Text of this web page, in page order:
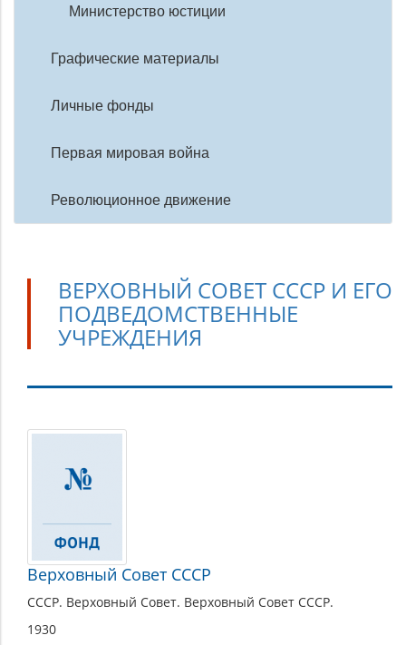
Министерство юстиции
Графические материалы
Личные фонды
Первая мировая война
Революционное движение
ВЕРХОВНЫЙ СОВЕТ СССР И ЕГО
ПОДВЕДОМСТВЕННЫЕ
УЧРЕЖДЕНИЯ
Верховный
Совет
СССР
его
подведомственные
учреждения
Верховный Совет СССР
СССР. Верховный Совет. Верховный Совет СССР.
1930